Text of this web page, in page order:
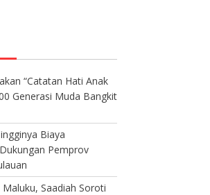
“Catatan Hati Anak
Generasi Muda Bangkit
Biaya
Pemprov
Saadiah Soroti